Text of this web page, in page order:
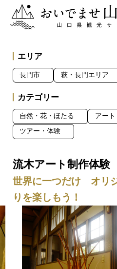
おいでませ山口へー山口県観
流木アート制作体験
世界に一つだけ オリ
りを楽しもう！
エリア
長門市 萩・長門エリア
カテゴリー
自然・花・ほたる アー
ツアー・体験